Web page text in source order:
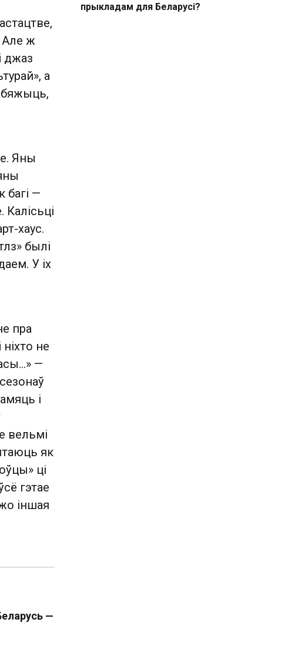
Але ж
джаз
а
бяжыць,
Яны
багі —
Калісьці
хаус.
былі
У іх
пра
не
—
і
вельмі
як
ці
гэтае
іншая
—
прыкладам для Беларусі?